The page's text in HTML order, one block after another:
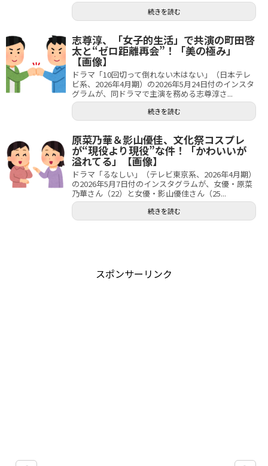
続きを読む
志尊淳、「女子的生活」で共演の町田啓
太と“ゼロ距離再会”！「美の極み」
【画像】
ドラマ「10回切って倒れない木はない」（日本テレ
ビ系、2026年4月期）の2026年5月24日付のインスタ
グラムが、同ドラマで主演を務める志尊淳さ...
続きを読む
原菜乃華＆影山優佳、文化祭コスプレ
が“現役より現役”な件！「かわいいが
溢れてる」【画像】
ドラマ「るなしい」（テレビ東京系、2026年4月期）
の2026年5月7日付のインスタグラムが、女優・原菜
乃華さん（22）と女優・影山優佳さん（25...
続きを読む
スポンサーリンク